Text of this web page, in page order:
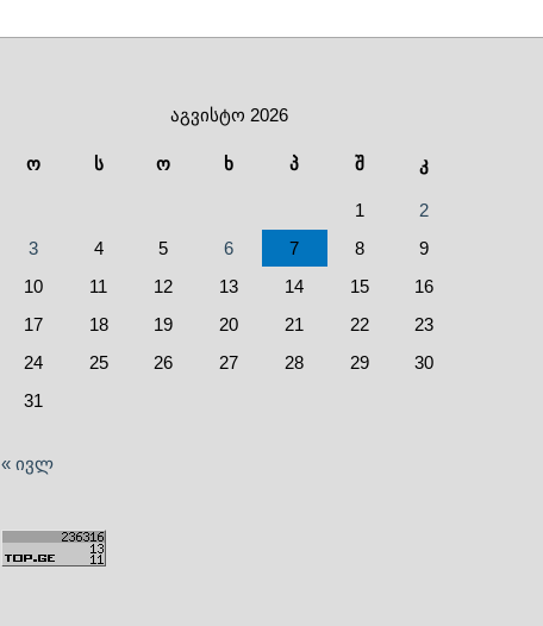
აგვისტო 2026
ო ს ო ხ პ შ კ
1
2
3
4 5 6 7 8
9
10
11 12 13 14 15
16
17
18 19 20 21 22
23
24
25 26 27 28 29
30
31
« ივლ